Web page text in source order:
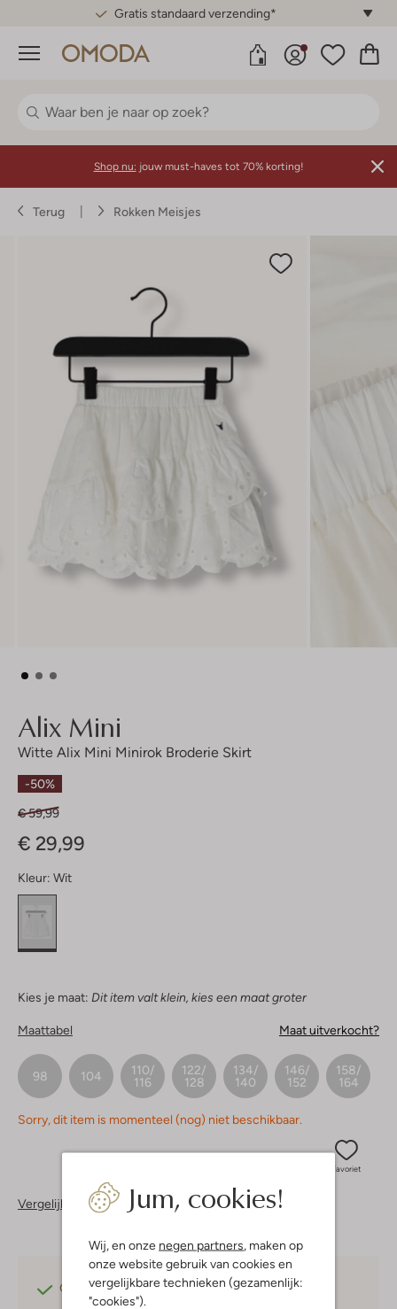
Gratis standaard verzending*
Menu
Jum, cookies!
Wij, en onze negen partners, maken op
onze website gebruik van cookies en
vergelijkbare technieken (gezamenlijk:
"cookies").
Shop nu: jouw must-haves tot 70% korting!
Terug Rokken Meisjes
Alix Mini
Witte Alix Mini Minirok Broderie Skirt
-50%
€ 59,99
€ 29,99
Kleur: Wit
Kies je maat: Dit item valt klein, kies een maat groter
Maattabel Maat uitverkocht?
98 104
110/
116
122/
128
134/
140
146/
152
158/
164
Sorry, dit item is momenteel (nog) niet beschikbaar.
Favoriet
Vergelijkbare items
Gratis verzendingvanaf €75,-